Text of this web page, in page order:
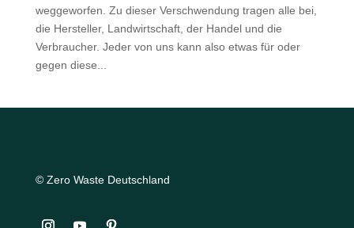
weggeworfen. Zu dieser Verschwendung tragen alle bei,
die Hersteller, Landwirtschaft, der Handel und die
Verbraucher. Jeder von uns kann also etwas für oder
gegen diese...
© Zero Waste Deutschland